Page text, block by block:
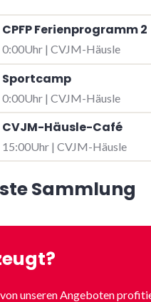
CPFP Ferienprogramm 2
0:00Uhr | CVJM-Häusle
Sportcamp
0:00Uhr | CVJM-Häusle
CVJM-Häusle-Café
15:00Uhr | CVJM-Häusle
Sammlung
unseren Angeboten